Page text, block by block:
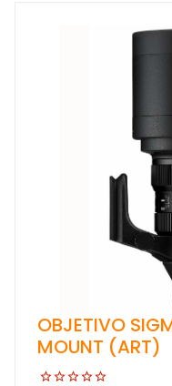
OBJETIVO
MOUNT (ART)